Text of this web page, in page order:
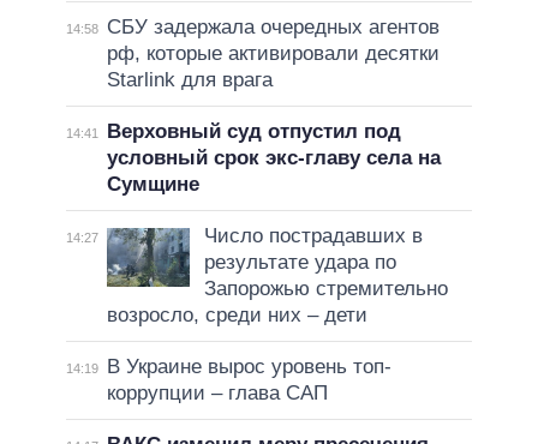
14:58
СБУ задержала очередных агентов
рф, которые активировали десятки
Starlink для врага
14:41
Верховный суд отпустил под
условный срок экс-главу села на
Сумщине
14:27
Число пострадавших в
результате удара по
Запорожью стремительно
возросло, среди них – дети
14:19
В Украине вырос уровень топ-
коррупции – глава САП